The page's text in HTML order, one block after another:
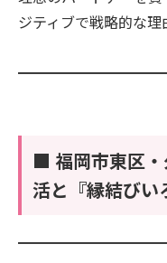
ジティブで戦略的な理
■ 福岡市東区
活と『縁結びい